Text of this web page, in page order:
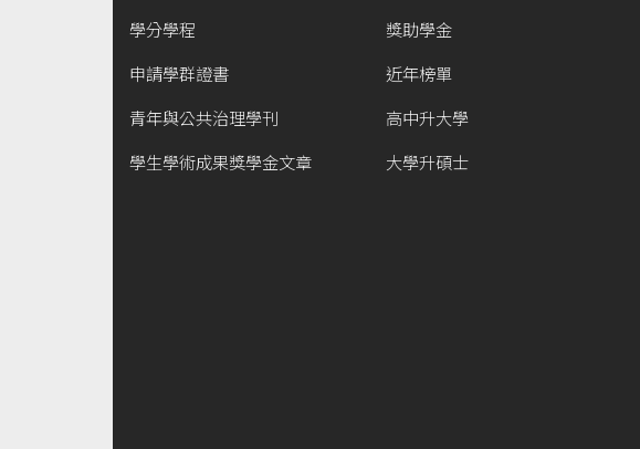
學分學程
申請學群證書
青年與公共治理學刊
學生學術成果獎學金文章
獎助學金
近年榜單
高中升大學
大學升碩士